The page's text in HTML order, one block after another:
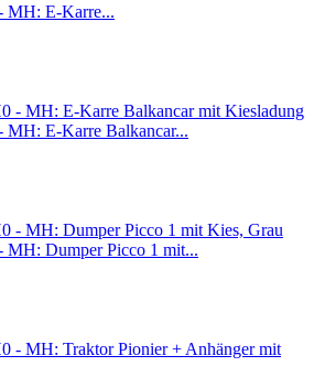
MH: E-Karre...
MH: E-Karre Balkancar...
MH: Dumper Picco 1 mit...